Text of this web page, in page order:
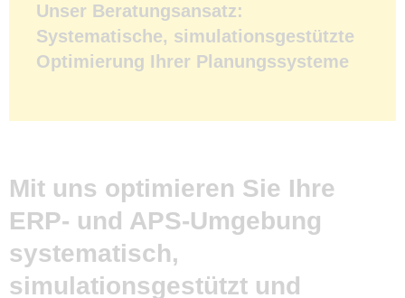
Unser Beratungsansatz:
Systematische, simulationsgestützte
Optimierung Ihrer Planungssysteme
Mit uns optimieren Sie Ihre
ERP- und APS-Umgebung
systematisch,
simulationsgestützt und